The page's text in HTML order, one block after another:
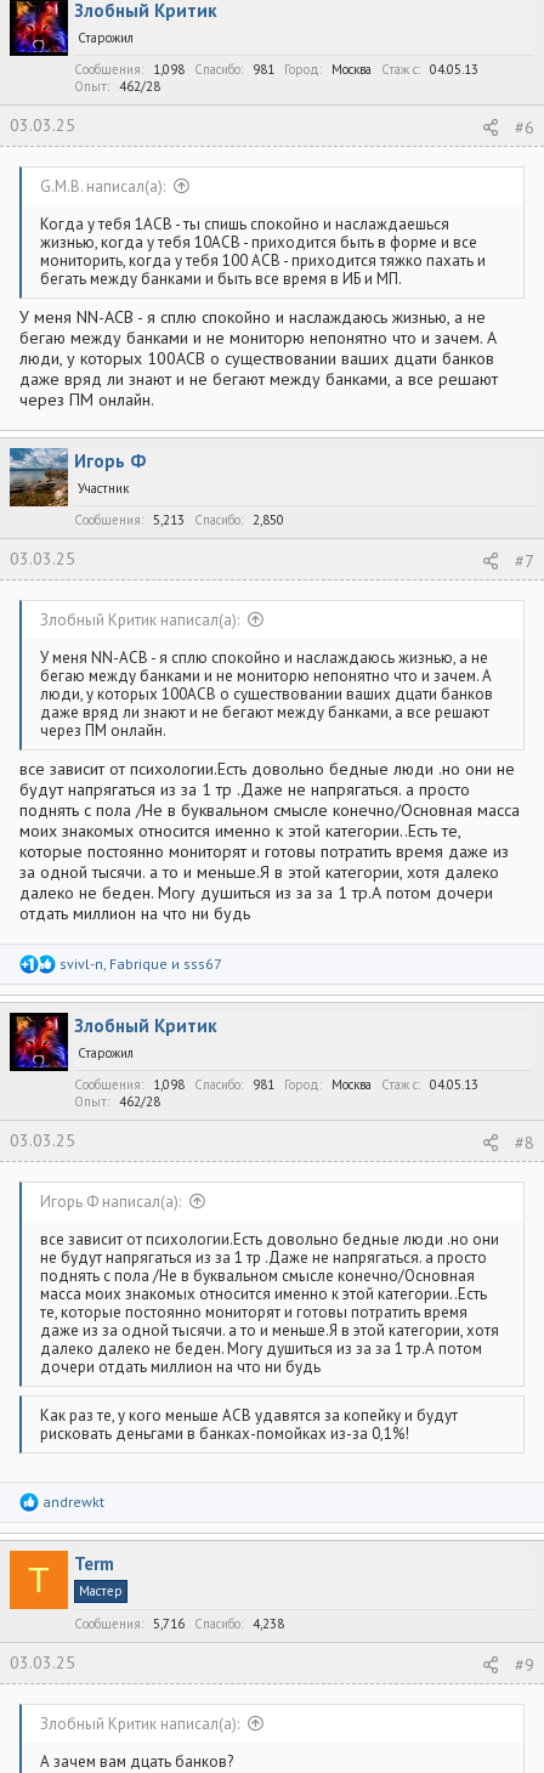
ц
и
и
Злобный Критик
Старожил
Сообщения
1,098 Спасибо 981 Город Москва Стаж c
04.05.13
Опыт
462/28
03.03.25 #6
G.M.B. написал(а):
Когда у тебя 1АСВ - ты спишь спокойно и наслаждаешься
жизнью, когда у тебя 10АСВ - приходится быть в форме и все
мониторить, когда у тебя 100 АСВ - приходится тяжко пахать и
бегать между банками и быть все время в ИБ и МП.
У меня NN-АСВ - я сплю спокойно и наслаждаюсь жизнью, а не
бегаю между банками и не мониторю непонятно что и зачем. А
люди, у которых 100АСВ о существовании ваших дцати банков
даже вряд ли знают и не бегают между банками, а все решают
через ПМ онлайн.
Игорь Ф
Участник
Сообщения
5,213 Спасибо 2,850
03.03.25 #7
Злобный Критик написал(а):
У меня NN-АСВ - я сплю спокойно и наслаждаюсь жизнью, а не
бегаю между банками и не мониторю непонятно что и зачем. А
люди, у которых 100АСВ о существовании ваших дцати банков
даже вряд ли знают и не бегают между банками, а все решают
через ПМ онлайн.
все зависит от психологии.Есть довольно бедные люди .но они не
будут напрягаться из за 1 тр .Даже не напрягаться. а просто
поднять с пола /Не в буквальном смысле конечно/Основная масса
моих знакомых относится именно к этой категории..Есть те,
которые постоянно мониторят и готовы потратить время даже из
за одной тысячи. а то и меньше.Я в этой категории, хотя далеко
далеко не беден. Могу душиться из за за 1 тр.А потом дочери
отдать миллион на что ни будь
Р
а
к
ц
и
и
svivl-n, Fabrique и sss67
Злобный Критик
Старожил
Сообщения
1,098 Спасибо 981 Город Москва Стаж c
04.05.13
Опыт
462/28
03.03.25 #8
Игорь Ф написал(а):
все зависит от психологии.Есть довольно бедные люди .но они
не будут напрягаться из за 1 тр .Даже не напрягаться. а просто
поднять с пола /Не в буквальном смысле конечно/Основная
масса моих знакомых относится именно к этой категории..Есть
те, которые постоянно мониторят и готовы потратить время
даже из за одной тысячи. а то и меньше.Я в этой категории, хотя
далеко далеко не беден. Могу душиться из за за 1 тр.А потом
дочери отдать миллион на что ни будь
Как раз те, у кого меньше АСВ удавятся за копейку и будут
рисковать деньгами в банках-помойках из-за 0,1%!
Р
а
к
ц
andrewkt
T Term
Мастер
Сообщения
5,716 Спасибо 4,238
03.03.25 #9
Злобный Критик написал(а):
А зачем вам дцать банков?